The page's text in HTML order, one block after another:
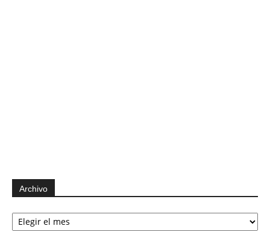
Archivo
Archivo